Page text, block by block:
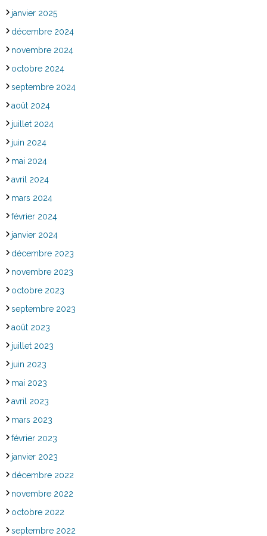
janvier 2025
décembre 2024
novembre 2024
octobre 2024
septembre 2024
août 2024
juillet 2024
juin 2024
mai 2024
avril 2024
mars 2024
février 2024
janvier 2024
décembre 2023
novembre 2023
octobre 2023
septembre 2023
août 2023
juillet 2023
juin 2023
mai 2023
avril 2023
mars 2023
février 2023
janvier 2023
décembre 2022
novembre 2022
octobre 2022
septembre 2022